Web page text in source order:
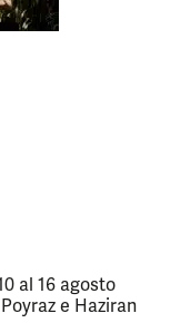
al 16 agosto
e Haziran